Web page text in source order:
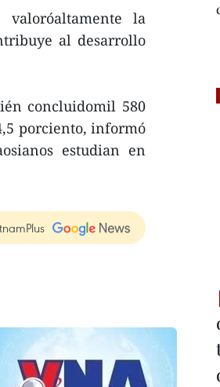
la
al desarrollo
concluidomil 580
porciento, informó
estudian en